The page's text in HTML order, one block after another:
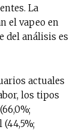
La
el vapeo en
del análisis es
actuales
los tipos